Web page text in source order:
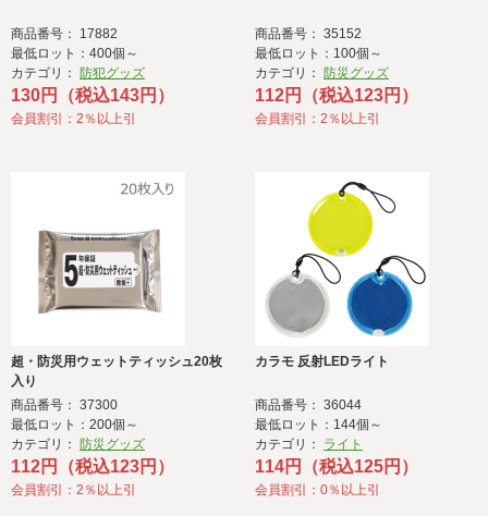
商品番号： 17882
最低ロット：400個～
カテゴリ： 防犯グッズ
130円（税込143円）
会員割引：2％以上引
商品番号： 35152
最低ロット：100個～
カテゴリ： 防災グッズ
112円（税込123円）
会員割引：2％以上引
超・防災用ウェットティッシュ20枚
入り
商品番号： 37300
最低ロット：200個～
カテゴリ： 防災グッズ
112円（税込123円）
会員割引：2％以上引
カラモ 反射LEDライト
商品番号： 36044
最低ロット：144個～
カテゴリ： ライト
114円（税込125円）
会員割引：0％以上引